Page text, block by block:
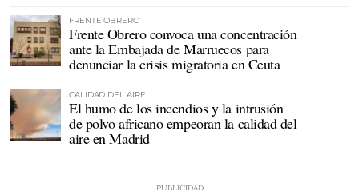
FRENTE OBRERO
Frente Obrero convoca una concentración
ante la Embajada de Marruecos para
denunciar la crisis migratoria en Ceuta
CALIDAD DEL AIRE
El humo de los incendios y la intrusión
de polvo africano empeoran la calidad del
aire en Madrid